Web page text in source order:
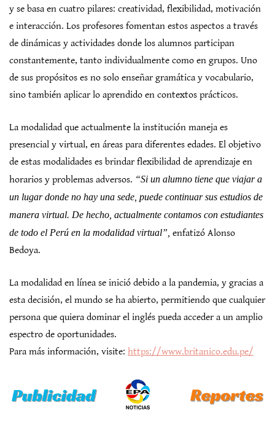
y se basa en cuatro pilares: creatividad, flexibilidad, motivación
e interacción. Los profesores fomentan estos aspectos a través
de dinámicas y actividades donde los alumnos participan
constantemente, tanto individualmente como en grupos. Uno
de sus propósitos es no solo enseñar gramática y vocabulario,
sino también aplicar lo aprendido en contextos prácticos.
La modalidad que actualmente la institución maneja es
presencial y virtual, en áreas para diferentes edades. El objetivo
de estas modalidades es brindar flexibilidad de aprendizaje en
horarios y problemas adversos. “Si un alumno tiene que viajar a
un lugar donde no hay una sede, puede continuar sus estudios de
manera virtual. De hecho, actualmente contamos con estudiantes
de todo el Perú en la modalidad virtual”, enfatizó Alonso
Bedoya.
La modalidad en línea se inició debido a la pandemia, y gracias a
esta decisión, el mundo se ha abierto, permitiendo que cualquier
persona que quiera dominar el inglés pueda acceder a un amplio
espectro de oportunidades.
Para más información, visite: https://www.britanico.edu.pe/